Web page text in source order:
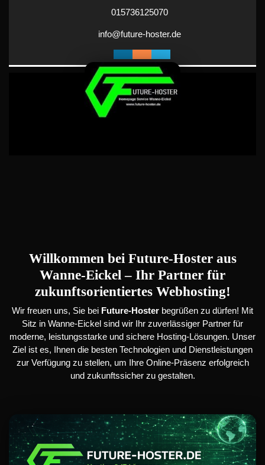
015736125070
info@future-hoster.deinfo@future-
Willkommen bei Future-Hoster aus
Wanne-Eickel – Ihr Partner für
zukunftsorientiertes Webhosting!
Wir freuen uns, Sie bei Future-Hoster begrüßen zu dürfen! Mit
Sitz in Wanne-Eickel sind wir Ihr zuverlässiger Partner für
moderne, leistungsstarke und sichere Hosting-Lösungen. Unser
Ziel ist es, Ihnen die besten Technologien und Dienstleistungen
zur Verfügung zu stellen, um Ihre Online-Präsenz erfolgreich
und zukunftssicher zu gestalten.